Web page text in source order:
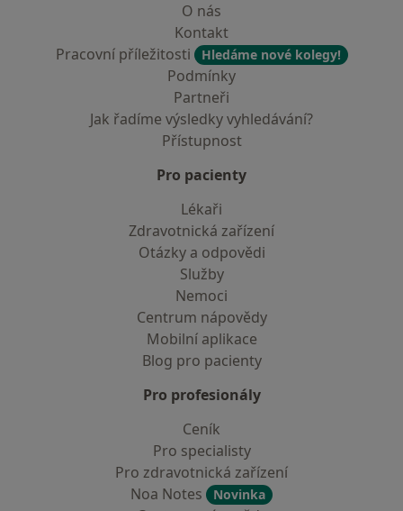
O nás
Kontakt
Pracovní příležitosti
Hledáme nové kolegy!
Podmínky
Partneři
Jak řadíme výsledky vyhledávání?
Přístupnost
Pro pacienty
Lékaři
Zdravotnická zařízení
Otázky a odpovědi
Služby
Nemoci
Centrum nápovědy
Mobilní aplikace
Blog pro pacienty
Pro profesionály
Ceník
Pro specialisty
Pro zdravotnická zařízení
Noa Notes
Novinka